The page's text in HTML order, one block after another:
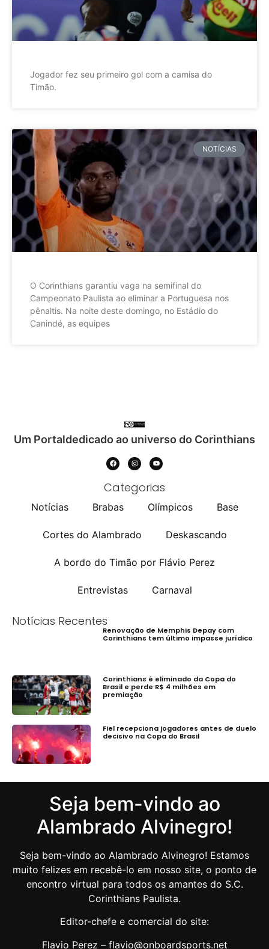
Jogador fez seu primeiro gol com a camisa do
Timão.
NOTÍCIAS
O Corinthians garantiu vaga na semifinal do
Campeonato Paulista ao eliminar a Portuguesa nos
pênaltis. Na noite deste domingo, no Estádio do
Canindé, as equipes
Um Portaldedicado ao universo do Corinthians
Categorias
Notícias Brabas Olímpicos Base
Cortes do Alambrado Deskascando
A bordo do Timão por Flávio Perez
Entrevistas Carnaval
Notícias Recentes
Renovação de Memphis Depay com
Corinthians tem último impasse jurídico
Corinthians é eliminado da Copa do
Brasil e perde R$ 4 milhões em
premiação
Fiel recepciona jogadores antes de duelo
decisivo na Copa do Brasil
Seja bem-vindo ao
Alambrado Alvinegro!
Seja bem-vindo ao Alambrado Alvinegro! Estamos
muito felizes em recebê-lo em nosso site, o ponto de
encontro virtual para todos os amantes do S.C.
Corinthians Paulista.
Editor-chefe e comercial do site:
Flavio Perez – flavio@onboardsports.net